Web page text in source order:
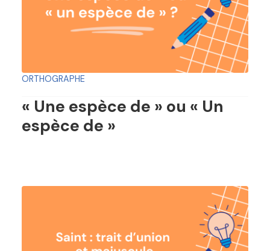
ORTHOGRAPHE
« Une espèce de » ou « Un
espèce de »